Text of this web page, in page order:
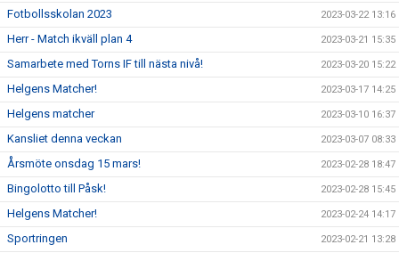
Fotbollsskolan 2023 2023-03-22 13:16
Herr - Match ikväll plan 4 2023-03-21 15:35
Samarbete med Torns IF till nästa nivå! 2023-03-20 15:22
Helgens Matcher! 2023-03-17 14:25
Helgens matcher 2023-03-10 16:37
Kansliet denna veckan 2023-03-07 08:33
Årsmöte onsdag 15 mars! 2023-02-28 18:47
Bingolotto till Påsk! 2023-02-28 15:45
Helgens Matcher! 2023-02-24 14:17
Sportringen 2023-02-21 13:28